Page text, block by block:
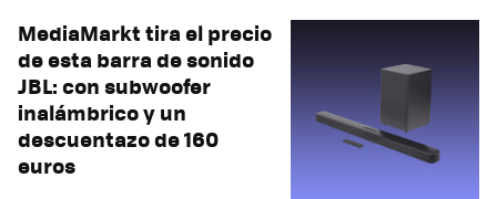
MediaMarkt tira el precio
de esta barra de sonido
JBL: con subwoofer
inalámbrico y un
descuentazo de 160
euros